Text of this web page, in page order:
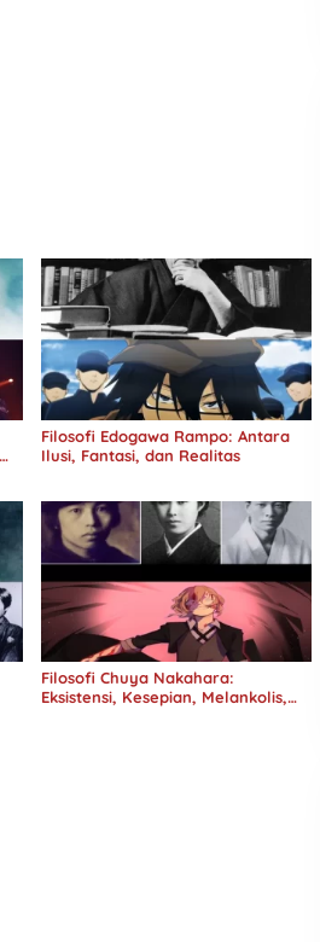
Filosofi Edogawa Rampo: Antara
Ilusi, Fantasi, dan Realitas
Filosofi Chuya Nakahara:
Eksistensi, Kesepian, Melankolis,